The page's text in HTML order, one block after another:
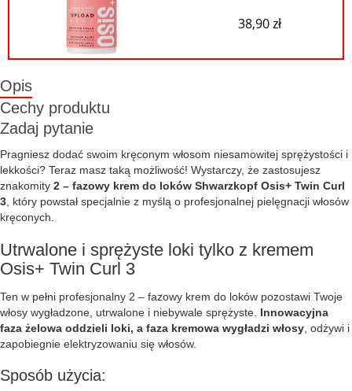
38,90 zł
Opis
Cechy produktu
Zadaj pytanie
Pragniesz dodać swoim kręconym włosom niesamowitej sprężystości i
lekkości? Teraz masz taką możliwość! Wystarczy, że zastosujesz
znakomity 2 – fazowy krem do loków Shwarzkopf Osis+ Twin Curl
3 , który powstał specjalnie z myślą o profesjonalnej pielęgnacji włosów
kręconych.
Utrwalone i sprężyste loki tylko z kremem
Osis+ Twin Curl 3
Ten w pełni profesjonalny 2 – fazowy krem do loków pozostawi Twoje
włosy wygładzone, utrwalone i niebywale sprężyste. Innowacyjna
faza żelowa oddzieli loki, a faza kremowa wygładzi włosy , odżywi i
zapobiegnie elektryzowaniu się włosów.
Sposób użycia: